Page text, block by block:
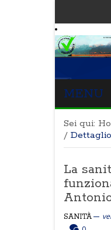
MENU
Sei qui:
/ Dettaglio
La
SANITÀ